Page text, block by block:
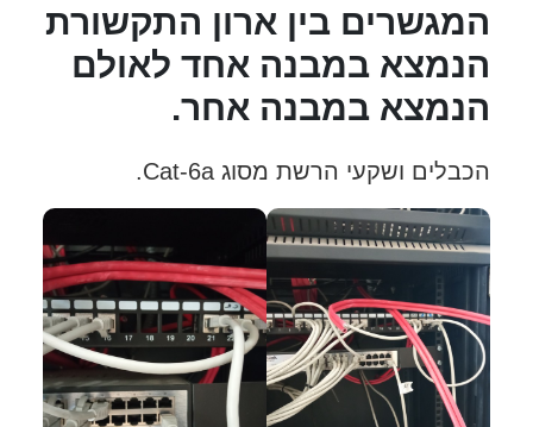
המגשרים בין ארון התקשורת
הנמצא במבנה אחד לאולם
הנמצא במבנה אחר.
הכבלים ושקעי הרשת מסוג Cat-6a.